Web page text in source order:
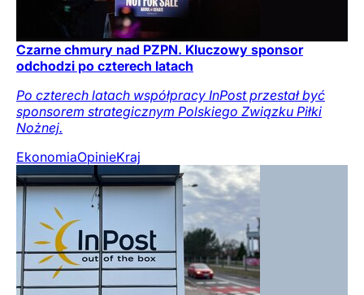
Czarne chmury nad PZPN. Kluczowy sponsor
odchodzi po czterech latach
Po czterech latach współpracy InPost przestał być
sponsorem strategicznym Polskiego Związku Piłki
Nożnej.
EkonomiaOpinieKraj